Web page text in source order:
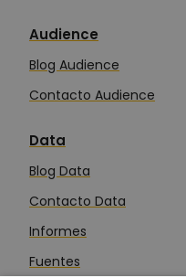
Audience
Blog Audience
Contacto Audience
Data
Blog Data
Contacto Data
Informes
Fuentes